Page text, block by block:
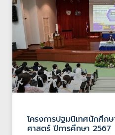
โครงการปฐมนิเทศนักศึก
ศาสตร์ ปีการศึกษา 2567